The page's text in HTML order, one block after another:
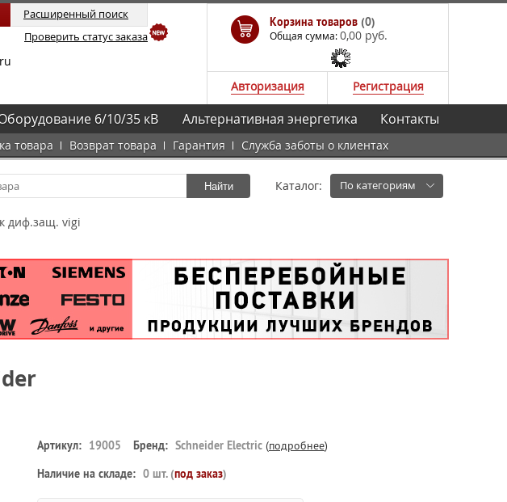
Расширенный поиск
Проверить статус заказа
Корзина товаров (0)
Общая сумма:0,00 руб.
Авторизация Регистрация
товара Возврат товара Гарантия Служба заботы о клиентах
6/10/35 кВ Альтернативная энергетика Контакты
Найти Каталог: По категориям
диф.защ. vigi
Артикул: 19005 Бренд: Schneider Electric (подробнее)
Наличие на складе: 0 шт. (под заказ)